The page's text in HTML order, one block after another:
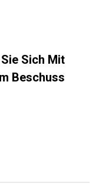
Sich Mit
Beschuss